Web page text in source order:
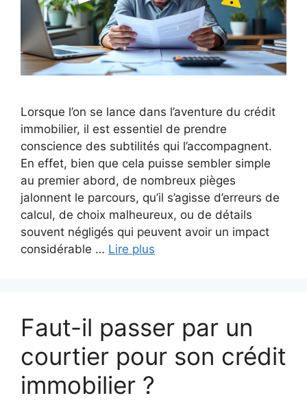
Lorsque l’on se lance dans l’aventure du crédit
immobilier, il est essentiel de prendre
conscience des subtilités qui l’accompagnent.
En effet, bien que cela puisse sembler simple
au premier abord, de nombreux pièges
jalonnent le parcours, qu’il s’agisse d’erreurs de
calcul, de choix malheureux, ou de détails
souvent négligés qui peuvent avoir un impact
considérable … Lire plus
Faut-il passer par un
courtier pour son crédit
immobilier ?